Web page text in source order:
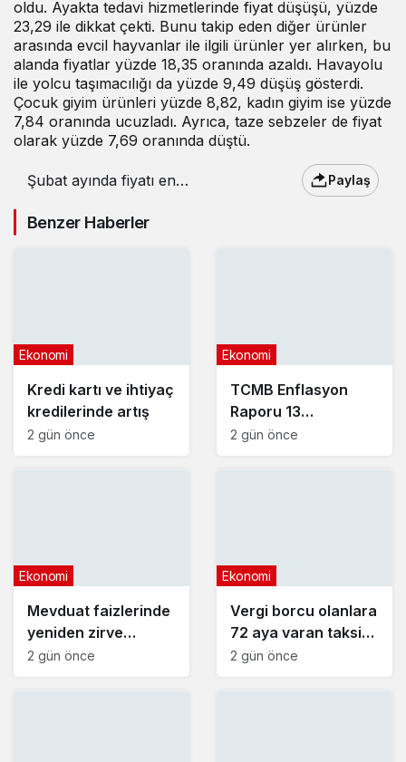
oldu. Ayakta tedavi hizmetlerinde fiyat düşüşü, yüzde
23,29 ile dikkat çekti. Bunu takip eden diğer ürünler
arasında evcil hayvanlar ile ilgili ürünler yer alırken, bu
alanda fiyatlar yüzde 18,35 oranında azaldı. Havayolu
ile yolcu taşımacılığı da yüzde 9,49 düşüş gösterdi.
Çocuk giyim ürünleri yüzde 8,82, kadın giyim ise yüzde
7,84 oranında ucuzladı. Ayrıca, taze sebzeler de fiyat
olarak yüzde 7,69 oranında düştü.
Şubat ayında fiyatı en
ürünler belli oldu
Paylaş
Benzer Haberler
Kredi kartı ve ihtiyaç
kredilerinde artış
Ekonomi
2 gün önce
TCMB Enflasyon
Raporu 13
Ağustos’ta
Ekonomi
2 gün önce
Mevduat faizlerinde
yeniden zirve
görüldü : 3 milyon
Ekonomi
2 gün önce
Vergi borcu olanlara
72 aya varan taksit
fırsatı
Ekonomi
2 gün önce